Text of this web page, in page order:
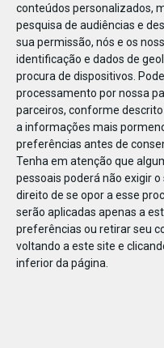
conteúdos personalizados,
pesquisa de audiências e
sua permissão, nós e os
identificação e dados de
procura de dispositivos.
processamento por nossa
parceiros, conforme
a informações mais
preferências antes de
Tenha em atenção que
pessoais poderá não exigir
direito de se opor a esse
serão aplicadas apenas a
preferências ou retirar seu
voltando a este site e
inferior da página.